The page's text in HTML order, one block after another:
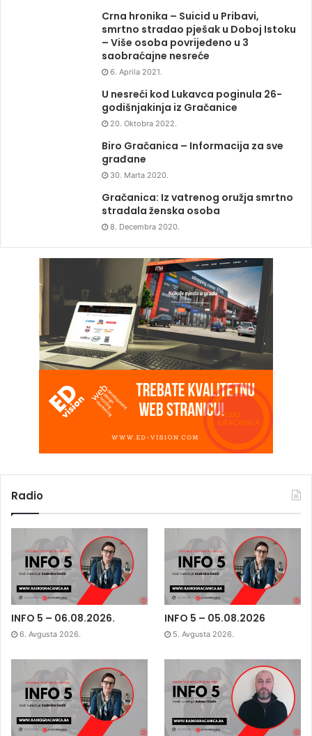
Crna hronika – Suicid u Pribavi,
smrtno stradao pješak u Doboj Istoku
– Više osoba povrijeđeno u 3
saobraćajne nesreće
6. Aprila 2021.
U nesreći kod Lukavca poginula 26-
godišnjakinja iz Gračanice
20. Oktobra 2022.
Biro Gračanica – Informacija za sve
građane
30. Marta 2020.
Gračanica: Iz vatrenog oružja smrtno
stradala ženska osoba
8. Decembra 2020.
Radio
INFO 5 – 06.08.2026.
6. Avgusta 2026.
INFO 5 – 05.08.2026
5. Avgusta 2026.